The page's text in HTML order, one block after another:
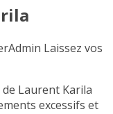
Laissez vos
de Laurent Karila
excessifs et